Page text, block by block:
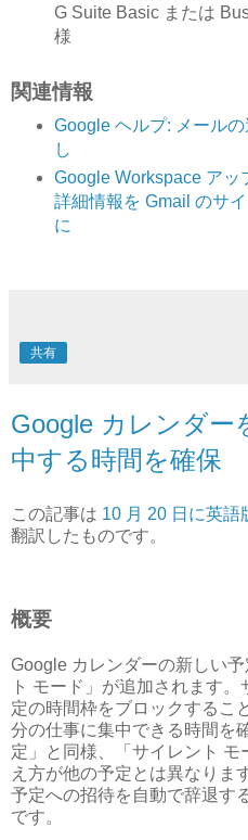
G Suite Basic または
様
関連情報
Google ヘルプ: メール
し
Google Workspace アッ
詳細情報を Gmail のサ
に
共有
Google カレンダー
中する時間を確保
この記事は 10 月 20 日に英語
翻訳したものです。
概要
Google カレンダーの新しい
ト モード」が追加されます
定の時間枠をブロックするこ
分の仕事に集中できる時間を
定」と同様、「サイレント
え方が他の予定とは異なりま
予定への招待を自動で辞退す
です。